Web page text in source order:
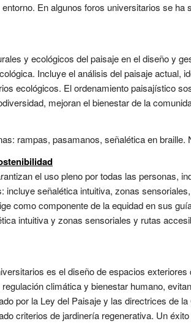
En algunos foros universitarios se ha
y ecológicos del paisaje en el diseño y
Incluye el análisis del paisaje actual,
ecológicos. El ordenamiento paisajístico
mejoran el bienestar de la
rampas, pasamanos, señalética en
el uso pleno por todas las personas,
incluye señalética intuitiva, zonas
como componente de la equidad en sus
intuitiva y zonas sensoriales y rutas
es el diseño de espacios
climática y bienestar humano,
por la Ley del Paisaje y las directrices de
criterios de jardinería regenerativa. Un